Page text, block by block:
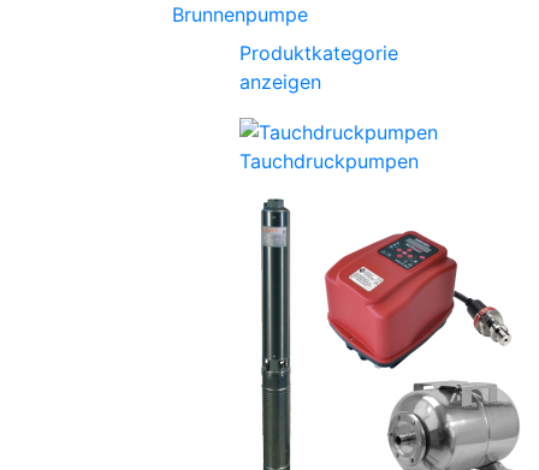
Brunnenpumpe
Produktkategorie
anzeigen
Tauchdruckpumpen